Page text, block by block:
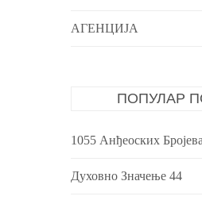
АГЕНЦИЈА
ПОПУЛАР
1055 Анђеоских Бројева
Духовно Значење 44